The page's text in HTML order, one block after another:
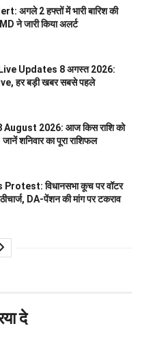
अगले 2 हफ्तों में भारी बारिश की
ने जारी किया अलर्ट
Updates 8 अगस्त 2026:
हर बड़ी खबर सबसे पहले
2026: आज किस राशि को
शनिवार का पूरा राशिफल
विधानसभा कूच पर वॉटर
DA-पेंशन की मांग पर टकराव
दे